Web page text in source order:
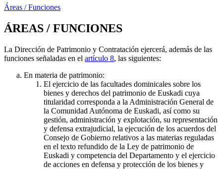
Áreas / Funciones
ÁREAS / FUNCIONES
La Dirección de Patrimonio y Contratación ejercerá, además de las
funciones señaladas en el artículo 8, las siguientes:
En materia de patrimonio:
El ejercicio de las facultades dominicales sobre los
bienes y derechos del patrimonio de Euskadi cuya
titularidad corresponda a la Administración General de
la Comunidad Autónoma de Euskadi, así como su
gestión, administración y explotación, su representación
y defensa extrajudicial, la ejecución de los acuerdos del
Consejo de Gobierno relativos a las materias reguladas
en el texto refundido de la Ley de patrimonio de
Euskadi y competencia del Departamento y el ejercicio
de acciones en defensa y protección de los bienes y